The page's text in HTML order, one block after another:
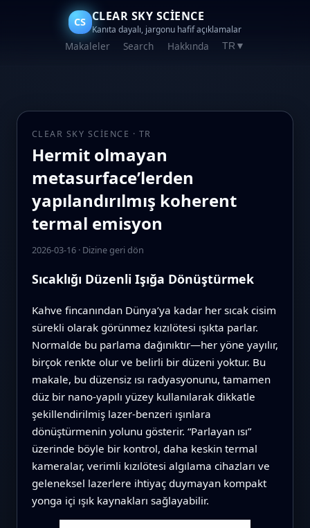
CS CLEAR SKY SCIENCE
Kanıta dayalı, jargonu hafif açıklamalar
Makaleler Search Hakkında TR ▼
CLEAR SKY SCIENCE · TR
Hermit olmayan
metasurface’lerden
yapılandırılmış koherent
termal emisyon
2026-03-16· Dizine geri dön
Sıcaklığı Düzenli Işığa Dönüştürmek
Kahve fincanından Dünya’ya kadar her sıcak cisim
sürekli olarak görünmez kızılötesi ışıkta parlar.
Normalde bu parlama dağınıktır—her yöne yayılır,
birçok renkte olur ve belirli bir düzeni yoktur. Bu
makale, bu düzensiz ısı radyasyonunu, tamamen
düz bir nano‑yapılı yüzey kullanılarak dikkatle
şekillendirilmiş lazer‑benzeri ışınlara
dönüştürmenin yolunu gösterir. “Parlayan ısı”
üzerinde böyle bir kontrol, daha keskin termal
kameralar, verimli kızılötesi algılama cihazları ve
geleneksel lazerlere ihtiyaç duymayan kompakt
yonga içi ışık kaynakları sağlayabilir.